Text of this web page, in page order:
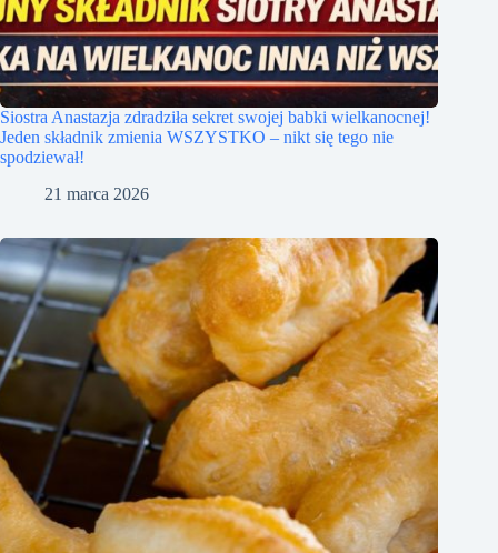
Siostra Anastazja zdradziła sekret swojej babki wielkanocnej!
Jeden składnik zmienia WSZYSTKO – nikt się tego nie
spodziewał!
21 marca 2026